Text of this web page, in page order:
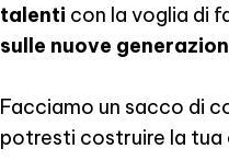
talenti con la voglia di
sulle nuove
Facciamo un sacco di
potresti costruire la tua